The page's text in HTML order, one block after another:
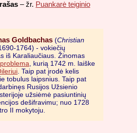
– žr. Puankarė teiginio
Goldbachas (Christian
1690-1764) - vokiečių
iš Karaliaučiaus. Žinomas
, kurią 1742 m. laiške
. Taip pat įrodė kelis
tobulus laipsnius. Taip pat
Rusijos Užsienio
užsiėmė pasiuntinių
dešifravimu; nuo 1728
II mokytoju.